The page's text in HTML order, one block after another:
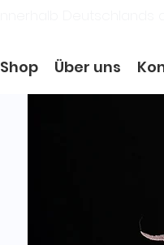
Shop Über uns